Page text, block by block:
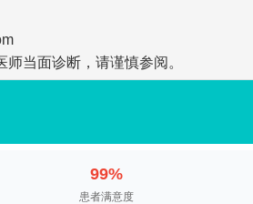
当面诊断，请谨慎参阅。
99%
患者满意度